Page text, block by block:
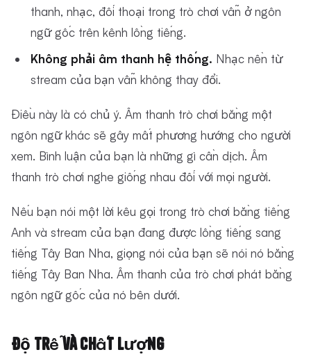
thanh, nhạc, đối thoại trong trò chơi vẫn ở ngôn
ngữ gốc trên kênh lồng tiếng.
Không phải âm thanh hệ thống. Nhạc nền từ
stream của bạn vẫn không thay đổi.
Điều này là có chủ ý. Âm thanh trò chơi bằng một
ngôn ngữ khác sẽ gây mất phương hướng cho người
xem. Bình luận của bạn là những gì cần dịch. Âm
thanh trò chơi nghe giống nhau đối với mọi người.
Nếu bạn nói một lời kêu gọi trong trò chơi bằng tiếng
Anh và stream của bạn đang được lồng tiếng sang
tiếng Tây Ban Nha, giọng nói của bạn sẽ nói nó bằng
tiếng Tây Ban Nha. Âm thanh của trò chơi phát bằng
ngôn ngữ gốc của nó bên dưới.
Độ Trễ và Chất Lượng